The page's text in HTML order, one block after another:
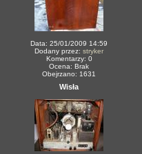
Data: 25/01/2009 14:59
Dodany przez: stryker
Komentarzy: 0
Ocena: Brak
Obejrzano: 1631
Wisła